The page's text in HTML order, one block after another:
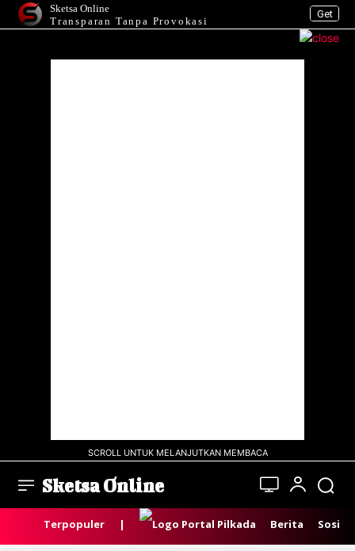
Get
Sketsa Online
Transparan Tanpa Provokasi
SCROLL UNTUK MELANJUTKAN MEMBACA
Sketsa Online
Terpopuler | Berita Sosial